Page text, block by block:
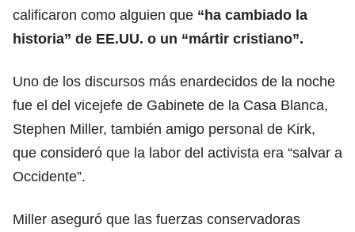
calificaron como alguien que “ha cambiado la
historia” de EE.UU. o un “mártir cristiano”.
Uno de los discursos más enardecidos de la noche
fue el del vicejefe de Gabinete de la Casa Blanca,
Stephen Miller, también amigo personal de Kirk,
que consideró que la labor del activista era “salvar a
Occidente”.
Miller aseguró que las fuerzas conservadoras